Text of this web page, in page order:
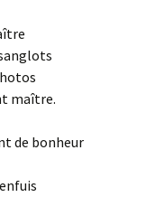
maître.
de bonheur